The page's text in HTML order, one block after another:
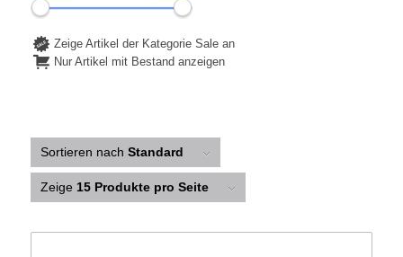
Zeige Artikel der Kategorie Sale an
Nur Artikel mit Bestand anzeigen
Sortieren nach Standard
Zeige 15 Produkte pro Seite